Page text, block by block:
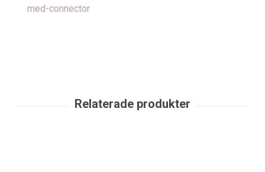
med-connector